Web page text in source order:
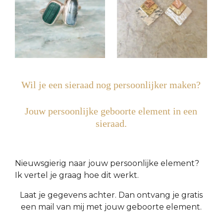
s
e
Wil je een sieraad nog persoonlijker maken?
Jouw persoonlijke geboorte element in een
sieraad.
Nieuwsgierig naar jouw persoonlijke element?
Ik vertel je graag hoe dit werkt.
Laat je gegevens achter. Dan ontvang je gratis
een mail van mij met jouw geboorte element.